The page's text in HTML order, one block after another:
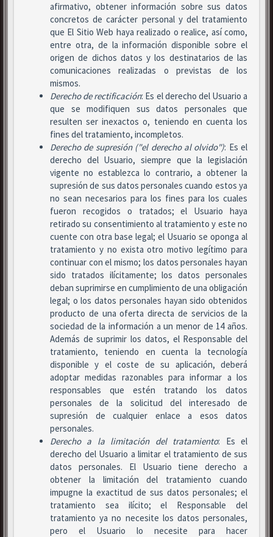
afirmativo, obtener información sobre sus datos
concretos de carácter personal y del tratamiento
que El Sitio Web haya realizado o realice, así como,
entre otra, de la información disponible sobre el
origen de dichos datos y los destinatarios de las
comunicaciones realizadas o previstas de los
mismos.
Derecho de rectificación: Es el derecho del Usuario a
que se modifiquen sus datos personales que
resulten ser inexactos o, teniendo en cuenta los
fines del tratamiento, incompletos.
Derecho de supresión ("el derecho al olvido"): Es el
derecho del Usuario, siempre que la legislación
vigente no establezca lo contrario, a obtener la
supresión de sus datos personales cuando estos ya
no sean necesarios para los fines para los cuales
fueron recogidos o tratados; el Usuario haya
retirado su consentimiento al tratamiento y este no
cuente con otra base legal; el Usuario se oponga al
tratamiento y no exista otro motivo legítimo para
continuar con el mismo; los datos personales hayan
sido tratados ilícitamente; los datos personales
deban suprimirse en cumplimiento de una obligación
legal; o los datos personales hayan sido obtenidos
producto de una oferta directa de servicios de la
sociedad de la información a un menor de 14 años.
Además de suprimir los datos, el Responsable del
tratamiento, teniendo en cuenta la tecnología
disponible y el coste de su aplicación, deberá
adoptar medidas razonables para informar a los
responsables que estén tratando los datos
personales de la solicitud del interesado de
supresión de cualquier enlace a esos datos
personales.
Derecho a la limitación del tratamiento: Es el
derecho del Usuario a limitar el tratamiento de sus
datos personales. El Usuario tiene derecho a
obtener la limitación del tratamiento cuando
impugne la exactitud de sus datos personales; el
tratamiento sea ilícito; el Responsable del
tratamiento ya no necesite los datos personales,
pero el Usuario lo necesite para hacer